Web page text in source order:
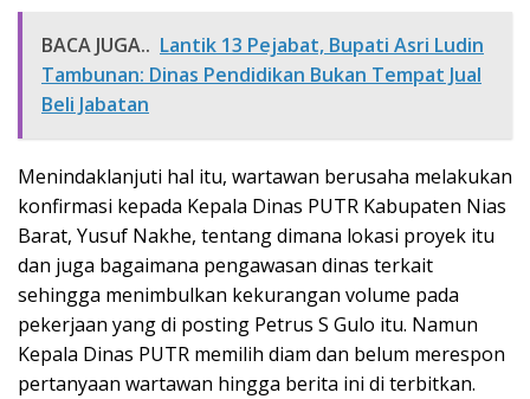
BACA JUGA.. Lantik 13 Pejabat, Bupati Asri Ludin
Tambunan: Dinas Pendidikan Bukan Tempat Jual
Beli Jabatan
Menindaklanjuti hal itu, wartawan berusaha melakukan
konfirmasi kepada Kepala Dinas PUTR Kabupaten Nias
Barat, Yusuf Nakhe, tentang dimana lokasi proyek itu
dan juga bagaimana pengawasan dinas terkait
sehingga menimbulkan kekurangan volume pada
pekerjaan yang di posting Petrus S Gulo itu. Namun
Kepala Dinas PUTR memilih diam dan belum merespon
pertanyaan wartawan hingga berita ini di terbitkan.